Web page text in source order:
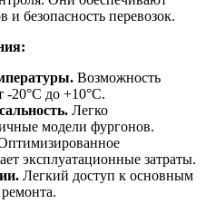
и безопасность перевозок.
Возможность
-20°C до +10°C.
Легко
модели фургонов.
эксплуатационные затраты.
Легкий доступ к основным